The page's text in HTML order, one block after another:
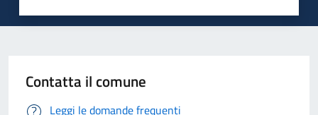
Contatta il comune
Leggi le domande frequenti